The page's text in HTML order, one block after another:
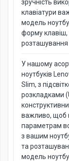
зручність
клавіатури
модель
форму
розташування
У нашому
ноутбуків
Slim, з
розкладками
важливо, щоб
параметрам
з вашим
та
модель